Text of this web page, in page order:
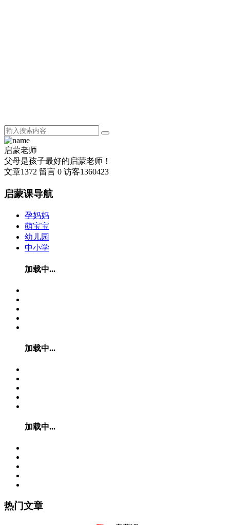
启蒙老师
父母是孩子最好的启蒙老师！
文章1372 留言 0 访客1360423
启蒙课导航
孕妈妈
萌宝宝
幼儿园
中小学
加载中...
加载中...
加载中...
热门文章